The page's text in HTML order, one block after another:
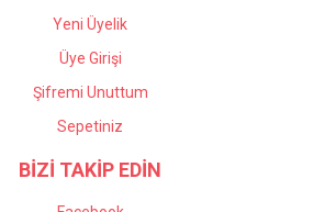
Yeni Üyelik
Üye Girişi
Şifremi Unuttum
Sepetiniz
BİZİ TAKİP EDİN